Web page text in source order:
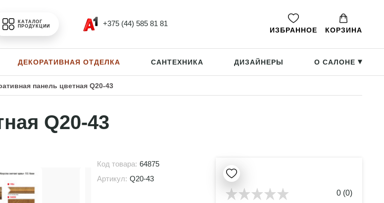
КАТАЛОГ
ПРОДУКЦИИ
+375 (44) 585 81 81
ИЗБРАННОЕ КОРЗИНА
ДЕКОРАТИВНАЯ ОТДЕЛКА САНТЕХНИКА ДИЗАЙНЕРЫ О САЛОНЕ ▸
панель цветная Q20-43
Q20-43
Код товара: 64875
Артикул: Q20-43
0 (0)